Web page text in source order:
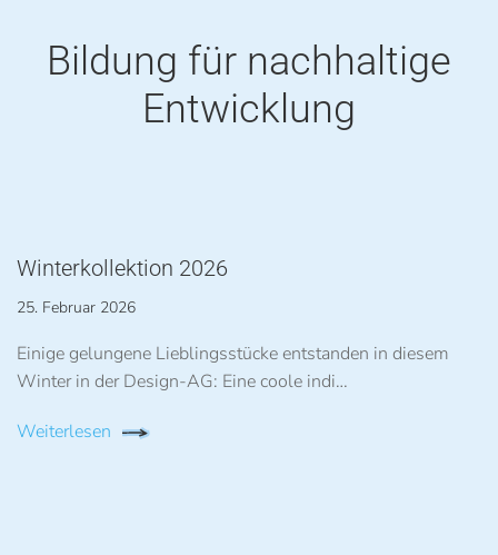
Bildung für nachhaltige
Entwicklung
Winterkollektion 2026
25. Februar 2026
Einige gelungene Lieblingsstücke entstanden in diesem
Winter in der Design-AG: Eine coole indi…
Weiterlesen